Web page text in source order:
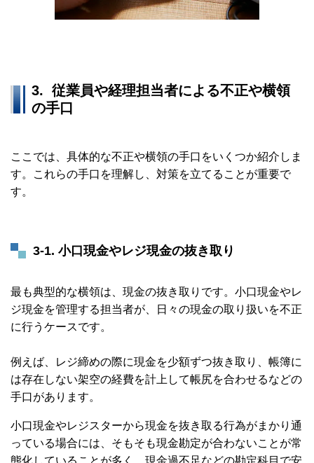
3. 従業員や経理担当者による不正や横領
の手口
ここでは、具体的な不正や横領の手口をいくつか紹介しま
す。これらの手口を理解し、対策を立てることが重要で
す。
3-1. 小口現金やレジ現金の抜き取り
最も典型的な横領は、現金の抜き取りです。小口現金やレ
ジ現金を管理する担当者が、日々の現金の取り扱いを不正
に行うケースです。
例えば、レジ締めの際に現金を少額ずつ抜き取り、帳簿に
は存在しない架空の経費を計上して帳尻を合わせるなどの
手口があります。
小口現金やレジスターから現金を抜き取る行為がまかり通
っている場合には、そもそも現金勘定が合わないことが常